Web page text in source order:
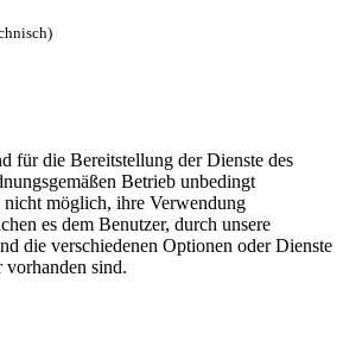
für die Bereitstellung der Dienste des
Betrieb unbedingt
nicht möglich, ihre Verwendung
es dem Benutzer, durch unsere
die verschiedenen Optionen oder Dienste
vorhanden sind.